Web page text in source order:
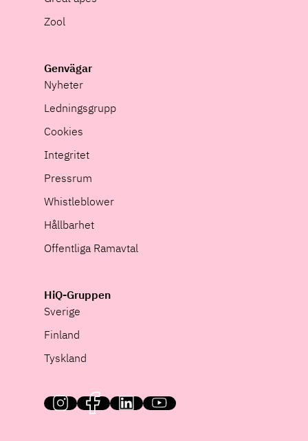
Zool
Genvägar
Nyheter
Ledningsgrupp
Cookies
Integritet
Pressrum
Whistleblower
Hållbarhet
Offentliga Ramavtal
HiQ-Gruppen
Sverige
Finland
Tyskland
HiQ on social media